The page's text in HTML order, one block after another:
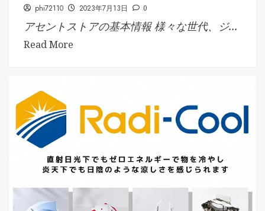
phi72110 2023年7月13日 0
アセントストアの基本情報 様々な世代、ジ...
Read More